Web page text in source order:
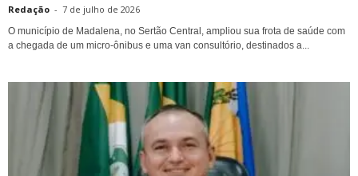
Redação - 7 de julho de 2026
O município de Madalena, no Sertão Central, ampliou sua frota de saúde com
a chegada de um micro-ônibus e uma van consultório, destinados a...